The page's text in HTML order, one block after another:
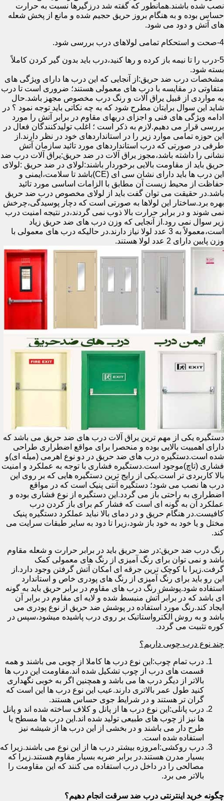
نصب شده باشند.همانطور که گفته شد درزگیرها نسبت به حرارت
حساس بوده و به هنگام بروز حریق حجیم شده و مانع از پخش شعله
های آتش و دود می شود.
4-صحت و استحکام تمامی لولاهای درب بررسی شود.
5-درب را تا نیمه باز کرده و رها کنید،درب باید بدون گیر کردن کاملاً
بسته شود.
مشخصات درب ضد حریق:از آنجایی که این درب ها دارای ویژگی های
متفاوتی در مقایسه با درب های معمولی هستند؛ ضروری است تا درب
به مواردی از قبیل یراق آلات و رنگ درب مخصوص مجهز باشد.حال
شاید این سوال برایتان مطرح شود که به چه نکاتی باید توجه نمود ؟ در
ادامه ویژگی های فنی و اجزای دربهای مقاوم در برابر آتش را مورد
بررسی قرار می دهیم.لازم به ذکر است ؛ اغلب تولیدکنندگان فعال در
این حوزه تمامی موارد زیر را در استانداردهای خود در نظر دارند.از
طرفی در صورتی که درب استانداردهای مورد تائید سازمان آتش
نشانی را داشته باشد،مجوز یراق آلات در ضد حریق:یراق آلات درب ضد
حریق باید از مقاومت بالایی برخوردار باشند:لولای در ضد حریق :لولای
این درب ها باید دارای نشان سی ای (CE)باشد تا سلامت،ایمنی و
حفاظت از محیط زیست آن مطابق با الزامات اساسی مورد تائید
باشد.در حقیقت می توان گفت باید از لولای مخصوص درب ضد حریق
بهره برد.ساختار این لولاها به صورتی است که دچار پوسیدگی،چرخش
نمی شوند و در برابر حرارت بالا ذوب نمی گردند،در نتیجه امنیت درب
زیر سوال نمی رود.از آنجایی که وزن درب های ضد حریق زیاد
است،معمولاً به 3 عدد لولا نیاز دارند.در حالیکه درب های معمولی با
وزن پایین دارای 2 عدد لولا هستند.
دستگیره یکی از مهم ترین یراق آلات درب های ضد حریق می باشد که
دارای اهمییت بالایی بوده و منحصرا برای مواقع اضطراری طراحی
شده است.دستگیره درب های ضد حریق در دو نوع اهرمی (میله ای)و
فشاری (تاچ)موجود است.دستگیره فشاری با توجه به عملکرد و امنیت
بالا کاربردی تر است.یکی از رایج ترین دستگیره هایی که بر روی این
درب ها نصب می شود؛ دستگیره آنتی پنیک است که در مواقع
اضطراری به راحتی باز می گردد.این دستگیره از نوع فشاری بوده و
عملکرد آن به گونه ای است که فشار کم برای باز کردن درب
کافیست.در هنگام حریق و در دمای بالا نباید عملکرد دستگیره پنیک
مختل و یا خود به خود باز شود،زیرا تا دود به سایر طبقات سرایت می
کند.
رنگ درب ضد حریق:در ضد حریق باید در برابر حرارت و شعله مقاوم
باشد و نمی توان برای رنگ آمیزی از رنگ های معمولی کمک
گرفت.زیرا با کوچک ترین جرقه ای امکان آتش گرفتن وجود دارد.از
این رو باید برای رنگ آمیزی از رنگ های پودری خاص و استاندارد
استفاده شود.پوشش رنگ درب های مقاوم در برابر حریق باید به گونه
ای باشد که در برابر آتش منبسط شده و لایه ای مقاوم در برابر آن
ایجاد کند.رنگ مورد استفاده در پوشش ضد حریق از نوع پودری می
باشد و به روش الکترواستاتیک بر روی درب پاشیده میشود،سپس در
کوره تثبیت می گردد.
چند نوع درب چوبی داریم؟
درب تمام چوب:این نوع درب ها کاملا از چوبی می باشند و همه
قسمت های درب از چوب تشکیل شده اند.مقاومت این درب ها
بالاتر از دیگر درب ها می باشد و همچنین اگر به خوبی نگهداری
کنید طول عمر بالاتری دارند.عیب این نوع درب ها این است که
گران تر هستند و در شرایط جوی حساس هستند.
درب پانلی:این نوع درب ها از پانل و کلاف ساخته شده اند و پانل
ها نیز از چوب های طبیعی تولید شده اند.این درب ها مسطح یا
طرح دار می باشند و در بخشی از این درب ها از شیشه نیز
استفاده شده است.
درب روکشی:امروزه بیشتر درب ها از این نوع می باشند.زیرا که
بسیار مدرن هستند.در برابر ضربه بسیار مقاوم هستند.زیرا که
مصالحی را در داخل درب استفاده می کنند که این مقاومت را
بالاتر می برد.
چگونه خرید اینترنتی درب ضد سرقت انجام دهیم؟